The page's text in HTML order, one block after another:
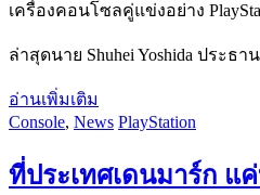
เครื่องคอนโซลคู่แข่งอย่าง
ล่าสุดนาย Shuhei Yoshida ประธ
อ่านเพิ่มเติม
Console, News PlayStation
ที่ประเทศเดนมาร์ก แ